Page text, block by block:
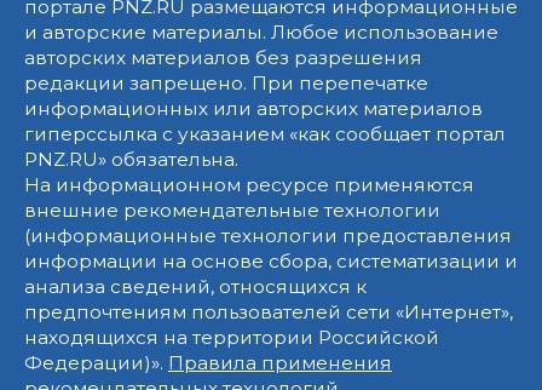
портале PNZ.RU размещаются информационные
и авторские материалы. Любое использование
авторских материалов без разрешения
редакции запрещено. При перепечатке
информационных или авторских материалов
гиперссылка с указанием «как сообщает портал
PNZ.RU» обязательна.
На информационном ресурсе применяются
внешние рекомендательные технологии
(информационные технологии предоставления
информации на основе сбора, систематизации и
анализа сведений, относящихся к
предпочтениям пользователей сети «Интернет»,
находящихся на территории Российской
Федерации)». Правила применения